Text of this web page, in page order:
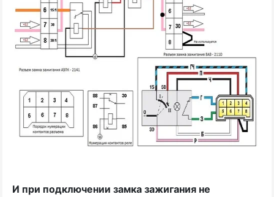
И при подключении замка зажигания не